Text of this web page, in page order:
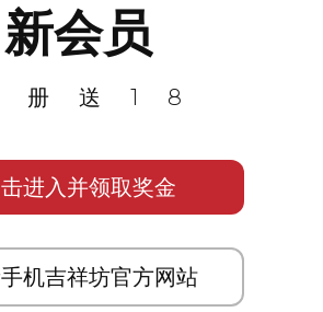
新会员
册送18
进入并领取奖金
机吉祥坊官方网站